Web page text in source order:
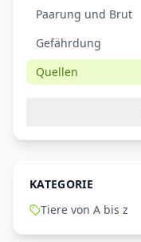
Paarung und Brut
Gefährdung
Quellen
KATEGORIE
Tiere von A bis z